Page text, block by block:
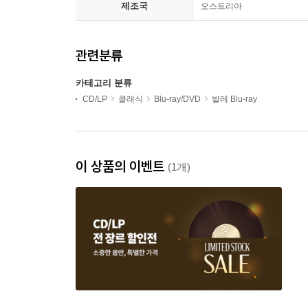
제조국 오스트리아
관련분류
카테고리 분류
CD/LP 클래식 Blu-ray/DVD 발레 Blu-ray
이 상품의 이벤트 (1개)